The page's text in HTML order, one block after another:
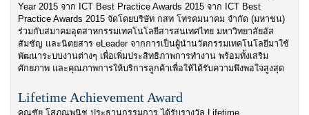
Year 2015 จาก ICT Best Practice Awards 2015 จาก ICT Best
Practice Awards 2015 จัดโดยบริษัท กสท โทรคมนาคม จำกัด (มหาชน)
ร่วมกับสมาคมอุตสาหกรรมเทคโนโลยีสารสนเทศไทย มหาวิทยาลัยอัส
สัมชัญ และนิตยสาร eLeader จากการเป็นผู้นำนวัตกรรมเทคโนโลยีมาใช้
พัฒนาระบบงานต่างๆ เพื่อเพิ่มประสิทธิภาพการทำงาน พร้อมทั้งเสริม
ศักยภาพ และคุณภาพการให้บริการลูกค้าเพื่อให้ได้รับความพึงพอใจสูงสุด
Lifetime Achievement Award
คุณชัย โสภณพนิช ประธานกรรมการ ได้รับรางวัล Lifetime